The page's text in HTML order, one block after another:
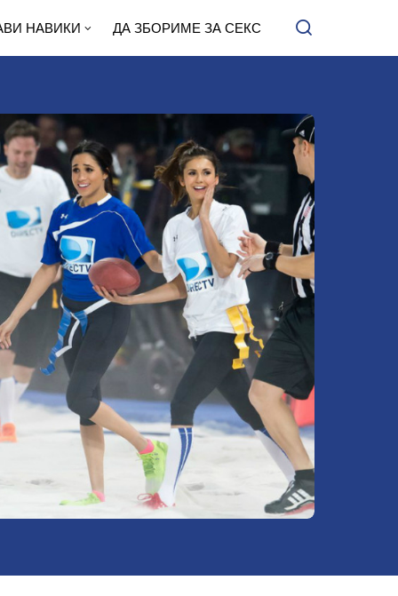
НАВИКИ ДА ЗБОРИМЕ ЗА СЕКС